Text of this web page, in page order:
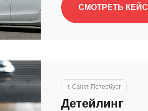
СМОТРЕТЬ КЕЙС
Детейлинг
г. Санкт-Петербург